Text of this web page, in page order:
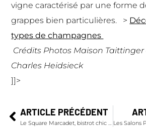
vigne caractérisé par une forme
grappes bien particulières. >
types de champagnes
Crédits Photos Maison
Charles Heidsieck
]]>
ARTICLE PRÉCÉDENT
Le Square Marcadet, bistrot chic et chaleureux au pied de la butte Montmartre